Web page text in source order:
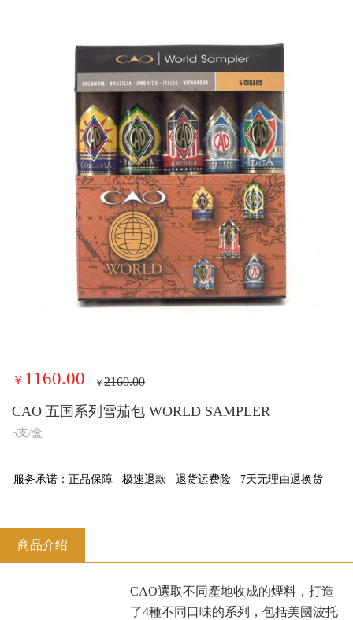
￥ 1160.00 ￥2160.00
CAO 五国系列雪茄包 WORLD SAMPLER
5支/盒
服务承诺： 正品保障 极速退款 退货运费险 7天无理由退换货
商品介绍
CAO選取不同產地收成的煙料，打造
了4種不同口味的系列，包括美國波托